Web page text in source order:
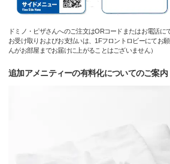
ドミノ・ピザさんへのご注文はORコードまたはお電話に
お受け取りおよびお支払いは、1Fフロントロビーにてお
んがお部屋までお届けに上がることはございません）
追加アメニティーの有料化についてのご案内